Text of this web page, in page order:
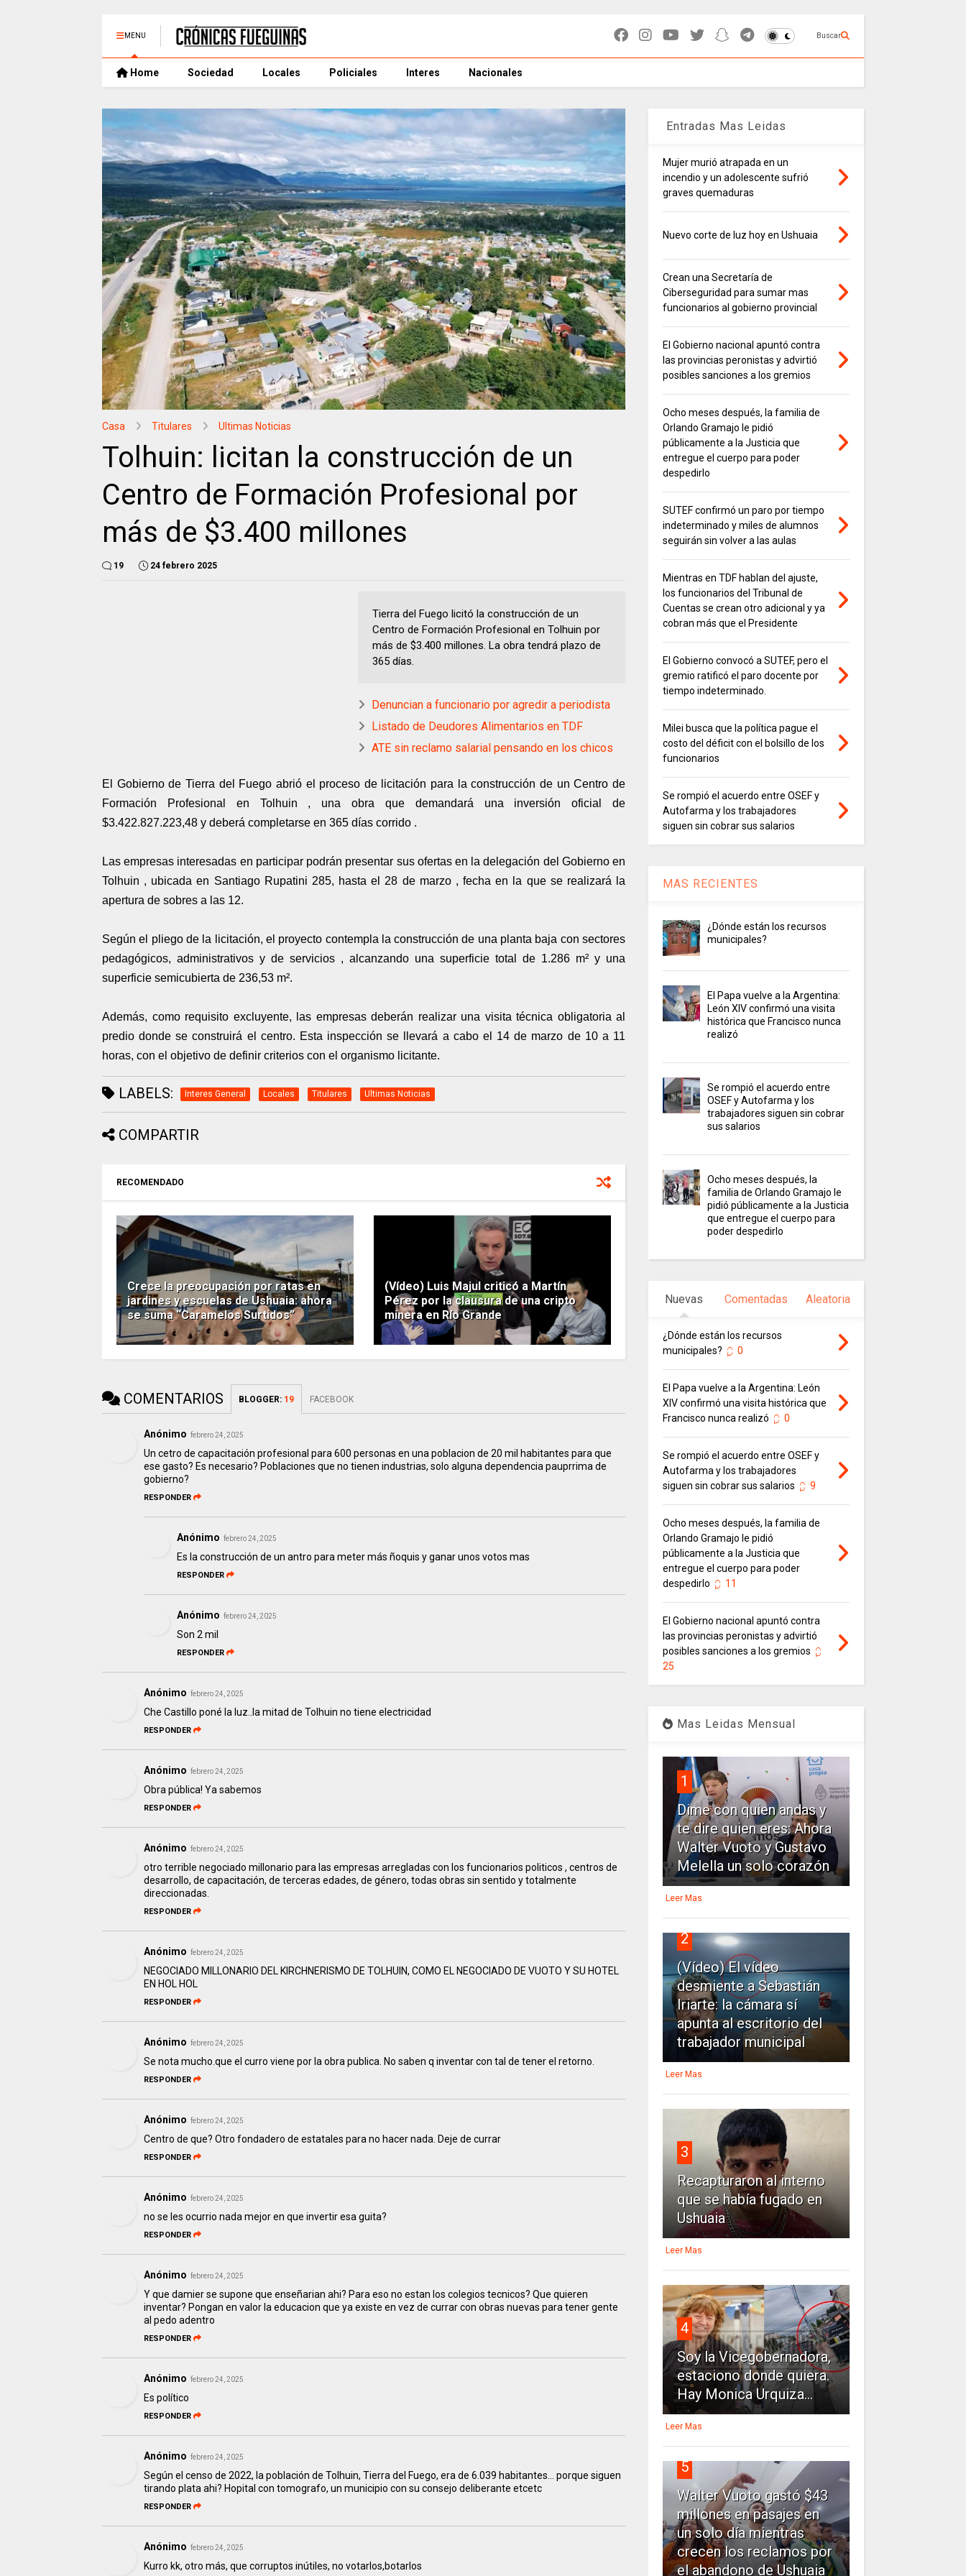
MENU Buscar
Home Sociedad Locales Policiales Interes Nacionales
Casa Titulares Ultimas Noticias
Tolhuin: licitan la construcción de un
Centro de Formación Profesional por
más de $3.400 millones
19 24 febrero 2025
Tierra del Fuego licitó la construcción de un
Centro de Formación Profesional en Tolhuin por
más de $3.400 millones. La obra tendrá plazo de
365 días.
Denuncian a funcionario por agredir a periodista
Listado de Deudores Alimentarios en TDF
ATE sin reclamo salarial pensando en los chicos
El Gobierno de Tierra del Fuego abrió el proceso de licitación para la construcción de un Centro de
Formación Profesional en Tolhuin , una obra que demandará una inversión oficial de
$3.422.827.223,48 y deberá completarse en 365 días corrido .
Las empresas interesadas en participar podrán presentar sus ofertas en la delegación del Gobierno en
Tolhuin , ubicada en Santiago Rupatini 285, hasta el 28 de marzo , fecha en la que se realizará la
apertura de sobres a las 12.
Según el pliego de la licitación, el proyecto contempla la construcción de una planta baja con sectores
pedagógicos, administrativos y de servicios , alcanzando una superficie total de 1.286 m² y una
superficie semicubierta de 236,53 m².
Además, como requisito excluyente, las empresas deberán realizar una visita técnica obligatoria al
predio donde se construirá el centro. Esta inspección se llevará a cabo el 14 de marzo de 10 a 11
horas, con el objetivo de definir criterios con el organismo licitante.
LABELS: Interes General Locales Titulares Ultimas Noticias
COMPARTIR
RECOMENDADO
Crece la preocupación por ratas en
jardines y escuelas de Ushuaia: ahora
se suma “Caramelos Surtidos”
(Vídeo) Luis Majul criticó a Martín
Pérez por la clausura de una cripto
minera en Río Grande
COMENTARIOS BLOGGER: 19 FACEBOOK
Anónimo febrero 24, 2025
Un cetro de capacitación profesional para 600 personas en una poblacion de 20 mil habitantes para que
ese gasto? Es necesario? Poblaciones que no tienen industrias, solo alguna dependencia pauprrima de
gobierno?
RESPONDER
Anónimo febrero 24, 2025
Es la construcción de un antro para meter más ñoquis y ganar unos votos mas
RESPONDER
Anónimo febrero 24, 2025
Son 2 mil
RESPONDER
Anónimo febrero 24, 2025
Che Castillo poné la luz..la mitad de Tolhuin no tiene electricidad
RESPONDER
Anónimo febrero 24, 2025
Obra pública! Ya sabemos
RESPONDER
Anónimo febrero 24, 2025
otro terrible negociado millonario para las empresas arregladas con los funcionarios politicos , centros de
desarrollo, de capacitación, de terceras edades, de género, todas obras sin sentido y totalmente
direccionadas.
RESPONDER
Anónimo febrero 24, 2025
NEGOCIADO MILLONARIO DEL KIRCHNERISMO DE TOLHUIN, COMO EL NEGOCIADO DE VUOTO Y SU HOTEL
EN HOL HOL
RESPONDER
Anónimo febrero 24, 2025
Se nota mucho.que el curro viene por la obra publica. No saben q inventar con tal de tener el retorno.
RESPONDER
Anónimo febrero 24, 2025
Centro de que? Otro fondadero de estatales para no hacer nada. Deje de currar
RESPONDER
Anónimo febrero 24, 2025
no se les ocurrio nada mejor en que invertir esa guita?
RESPONDER
Anónimo febrero 24, 2025
Y que damier se supone que enseñarian ahi? Para eso no estan los colegios tecnicos? Que quieren
inventar? Pongan en valor la educacion que ya existe en vez de currar con obras nuevas para tener gente
al pedo adentro
RESPONDER
Anónimo febrero 24, 2025
Es político
RESPONDER
Anónimo febrero 24, 2025
Según el censo de 2022, la población de Tolhuin, Tierra del Fuego, era de 6.039 habitantes... porque siguen
tirando plata ahi? Hopital con tomografo, un municipio con su consejo deliberante etcetc
RESPONDER
Anónimo febrero 24, 2025
Kurro kk, otro más, que corruptos inútiles, no votarlos,botarlos
Entradas Mas Leidas
Mujer murió atrapada en un
incendio y un adolescente sufrió
graves quemaduras
Nuevo corte de luz hoy en Ushuaia
Crean una Secretaría de
Ciberseguridad para sumar mas
funcionarios al gobierno provincial
El Gobierno nacional apuntó contra
las provincias peronistas y advirtió
posibles sanciones a los gremios
Ocho meses después, la familia de
Orlando Gramajo le pidió
públicamente a la Justicia que
entregue el cuerpo para poder
despedirlo
SUTEF confirmó un paro por tiempo
indeterminado y miles de alumnos
seguirán sin volver a las aulas
Mientras en TDF hablan del ajuste,
los funcionarios del Tribunal de
Cuentas se crean otro adicional y ya
cobran más que el Presidente
El Gobierno convocó a SUTEF, pero el
gremio ratificó el paro docente por
tiempo indeterminado.
Milei busca que la política pague el
costo del déficit con el bolsillo de los
funcionarios
Se rompió el acuerdo entre OSEF y
Autofarma y los trabajadores
siguen sin cobrar sus salarios
MAS RECIENTES
¿Dónde están los recursos
municipales?
El Papa vuelve a la Argentina:
León XIV confirmó una visita
histórica que Francisco nunca
realizó
Se rompió el acuerdo entre
OSEF y Autofarma y los
trabajadores siguen sin cobrar
sus salarios
Ocho meses después, la
familia de Orlando Gramajo le
pidió públicamente a la Justicia
que entregue el cuerpo para
poder despedirlo
Nuevas Comentadas Aleatoria
¿Dónde están los recursos
municipales?
0
El Papa vuelve a la Argentina: León
XIV confirmó una visita histórica que
Francisco nunca realizó
0
Se rompió el acuerdo entre OSEF y
Autofarma y los trabajadores
siguen sin cobrar sus salarios
9
Ocho meses después, la familia de
Orlando Gramajo le pidió
públicamente a la Justicia que
entregue el cuerpo para poder
despedirlo
11
El Gobierno nacional apuntó contra
las provincias peronistas y advirtió
posibles sanciones a los gremios
25
Mas Leidas Mensual
1
Dime con quien andas y
te dire quien eres: Ahora
Walter Vuoto y Gustavo
Melella un solo corazón
Leer Mas
2
(Vídeo) El vídeo
desmiente a Sebastián
Iriarte: la cámara sí
apunta al escritorio del
trabajador municipal
Leer Mas
3
Recapturaron al interno
que se había fugado en
Ushuaia
Leer Mas
4
Soy la Vicegobernadora,
estaciono donde quiera.
Hay Monica Urquiza...
Leer Mas
5
Walter Vuoto gastó $43
millones en pasajes en
un solo día mientras
crecen los reclamos por
el abandono de Ushuaia